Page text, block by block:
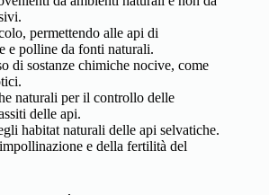
permettendo alle api di
e polline da fonti naturali.
di sostanze chimiche nocive, come
naturali per il controllo delle
delle api.
habitat naturali delle api selvatiche.
e della fertilità del